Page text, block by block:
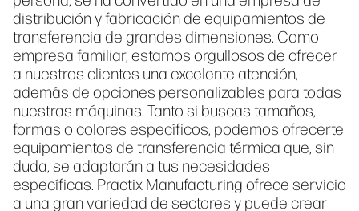
distribución y fabricación de equipamientos de
transferencia de grandes dimensiones. Como
empresa familiar, estamos orgullosos de ofrecer
a nuestros clientes una excelente atención,
además de opciones personalizables para todas
nuestras máquinas. Tanto si buscas tamaños,
formas o colores específicos, podemos ofrecerte
equipamientos de transferencia térmica que, sin
duda, se adaptarán a tus necesidades
específicas. Practix Manufacturing ofrece servicio
a una gran variedad de sectores y puede crear